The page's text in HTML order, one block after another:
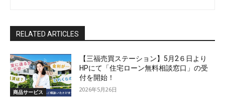
RELATED ARTICLES
商品サービス
【三福売買ステーション】5月2６日より
HPにて「住宅ローン無料相談窓口」の受
付を開始！
2026年5月26日